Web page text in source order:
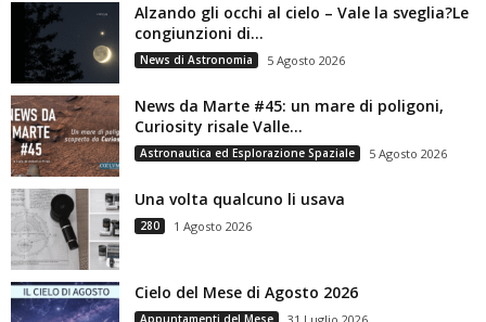
Alzando gli occhi al cielo – Vale la sveglia?Le
congiunzioni di...
News di Astronomia 5 Agosto 2026
News da Marte #45: un mare di poligoni,
Curiosity risale Valle...
Astronautica ed Esplorazione Spaziale 5 Agosto 2026
Una volta qualcuno li usava
280 1 Agosto 2026
Cielo del Mese di Agosto 2026
Appuntamenti del Mese